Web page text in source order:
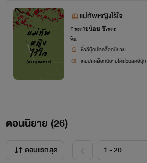
"จับเจ้าทำสามียังไงล่ะหึๆ"
"ไม่น่าาาาา!!!"
"หึๆมาเป็นของข้าเถอะ"
แม่ทัพหญิงไร้ใจ
กระต่ายน้อย ชิโรตะ
จีน
ซื้ออีบุ๊กปลดล็อกนิยาย
เคยปลดล็อกนิยายได้ส่วนลดอีบุ๊ก
ตอนนิยาย (26)
ตอนแรกสุด